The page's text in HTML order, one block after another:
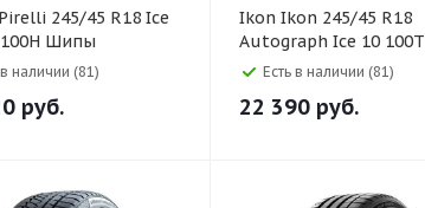
Шипы
наличии (81)
руб.
Ikon Ikon 245/45 R18
Autograph Ice 10 100T
Шипы
Есть в наличии (81)
22 390 руб.